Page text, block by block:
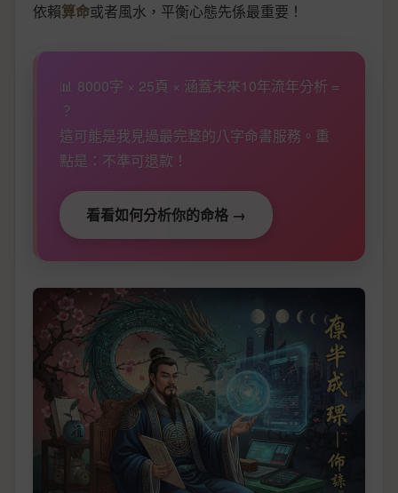
依賴算命或者風水，平衡心態先係最重要！
📊 8000字 × 25頁 × 涵蓋未來10年流年分析 =
？
這可能是我見過最完整的八字命書服務。重
點是：不準可退款！
看看如何分析你的命格 →